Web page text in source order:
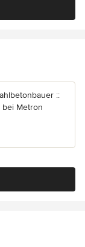
::
bei Metron